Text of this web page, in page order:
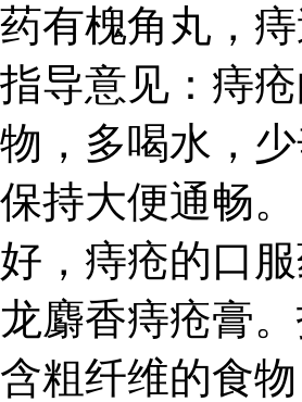
药有槐角丸，
指导意见：痔
物，多喝水，
保持大便通畅
好，痔疮的口
龙麝香痔疮膏
含粗纤维的食